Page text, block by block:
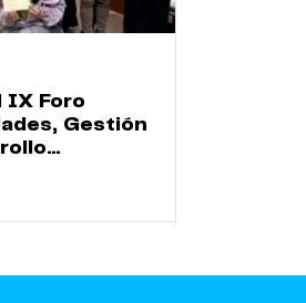
IX Foro
Gestión